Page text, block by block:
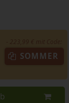
SOMMER